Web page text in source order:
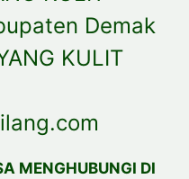
Demak
KULIT
MENGHUBUNGI DI